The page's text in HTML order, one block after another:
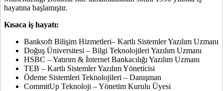
hayatına başlamıştır.
Kısaca iş hayatı:
Banksoft Bilişim Hizmetleri– Kartlı Sistemler Yazılım Uzmanı
Doğuş Üniversitesi – Bilgi Teknolojileri Yazılım Uzmanı
HSBC – Yatırım & İnternet Bankacılığı Yazılım Uzmanı
TEB – Kartlı Sistemler Yazılım Yöneticisi
Ödeme Sistemleri Teknolojileri – Danışman
CommitUp Teknoloji – Yönetim Kurulu Üyesi